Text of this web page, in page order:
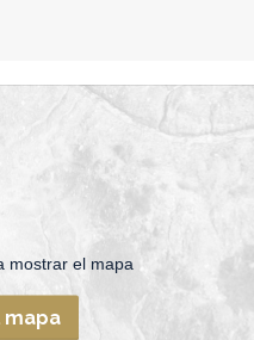
mostrar el mapa
mapa